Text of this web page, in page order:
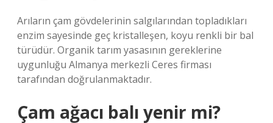
Arıların çam gövdelerinin salgılarından topladıkları
enzim sayesinde geç kristalleşen, koyu renkli bir bal
türüdür. Organik tarım yasasının gereklerine
uygunluğu Almanya merkezli Ceres firması
tarafından doğrulanmaktadır.
Çam ağacı balı yenir mi?